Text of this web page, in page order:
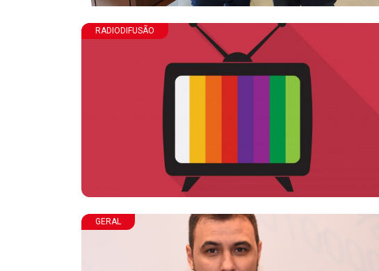
RADIODIFUSÃO
GERAL